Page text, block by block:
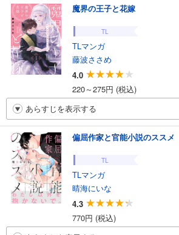
魔界の王子と花嫁
TL
TLマンガ
藤波ささめ
4.0
220～275円 (税込)
あらすじを表示する
偏屈作家と官能小説のススメ
TL
TLマンガ
晴海にいな
4.3
770円 (税込)